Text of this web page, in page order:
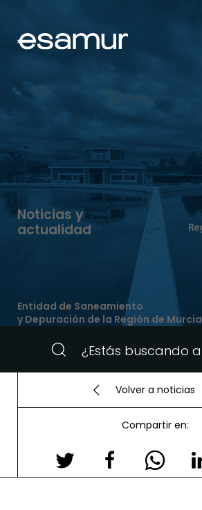
Noticias y
actualidad
Entidad de Saneamiento
y Depuración de la Región de Murcia
Volver a noticias
Compartir en: